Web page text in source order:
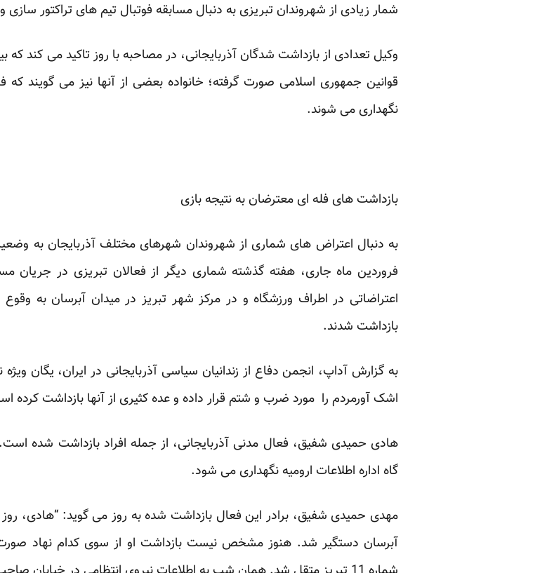
شمار زیادی از شهروندان تبریزی به دنبال مسابقه فوتبال تیم های تراکتور
وکیل تعدادی از بازداشت شدگان آذربایجانی، در مصاحبه با روز تاکید می کند
قوانین جمهوری اسلامی صورت گرفته؛ خانواده بعضی از آنها نیز می گویند که
نگهداری می شوند.
بازداشت های فله ای معترضان به نتیجه بازی
به دنبال اعتراض های شماری از شهروندان شهرهای مختلف آذربایجان به
فروردین ماه جاری، هفته گذشته شماری دیگر از فعالان تبریزی در جریان
اعتراضاتی در اطراف ورزشگاه و در مرکز شهر تبریز در میدان آبرسان به
بازداشت شدند.
به گزارش آداپ، انجمن دفاع از زندانیان سیاسی آذربایجانی در ایران، یگان
اشک آورمردم را مورد ضرب و شتم قرار داده و عده کثیری از آنها بازداشت کرده
هادی حمیدی شفیق، فعال مدنی آذربایجانی، از جمله افراد بازداشت شده
گاه اداره اطلاعات ارومیه نگهداری می شود.
آبرسان دستگیر شد. هنوز مشخص نیست بازداشت او از سوی کدام نهاد صورت